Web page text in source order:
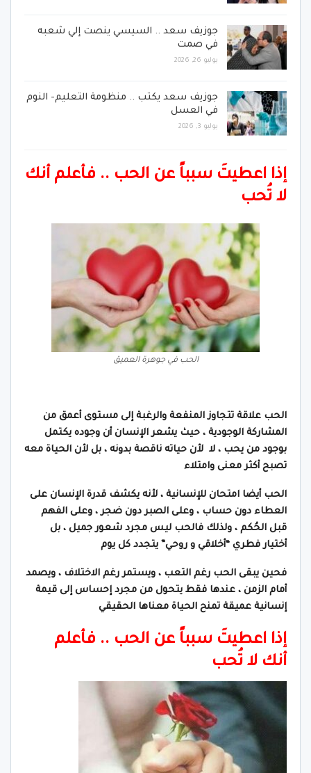
جوزيف سعد .. السيسي ينصت إلي شعبه
في صمت
يوليو 26, 2026
جوزيف سعد يكتب .. منظومة التعليم- النوم
في العسل
يوليو 3, 2026
إذا اعطيتَ سبباً عن الحب .. فأعلم أنك
لا تُحب
الحب في جوهرة العميق
الحب علاقة تتجاوز المنفعة والرغبة إلى مستوى أعمق من
المشاركة الوجودية ، حيث يشعر الإنسان أن وجوده يكتمل
بوجود من يحب ، لا لأن حياته ناقصة بدونه ، بل لأن الحياة معه
تصبح أكثر معنى وامتلاء
الحب أيضا امتحان للإنسانية ، لأنه يكشف قدرة الإنسان على
العطاء دون حساب ، وعلى الصبر دون ضجر ، وعلى الفهم
قبل الحُكم ، ولذلك فالحب ليس مجرد شعور جميل ، بل
أختيار فطري “أخلاقي و روحي” يتجدد كل يوم
فحين يبقى الحب رغم التعب ، ويستمر رغم الاختلاف ، ويصمد
أمام الزمن ، عندها فقط يتحول من مجرد إحساس إلى قيمة
إنسانية عميقة تمنح الحياة معناها الحقيقي
إذا اعطيتَ سبباً عن الحب .. فأعلم
أنك لا تُحب